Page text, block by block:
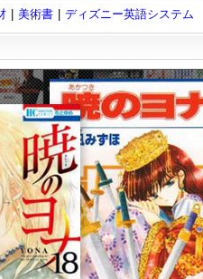
美術書 ディズニー英語システム